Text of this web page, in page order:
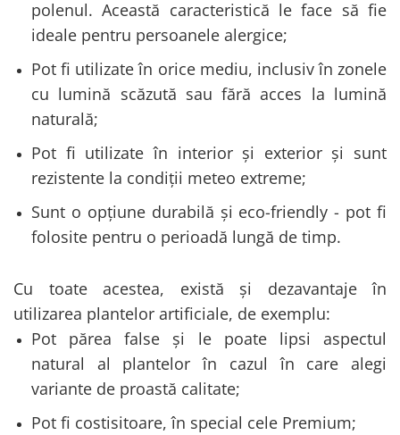
polenul. Această caracteristică le face să fie
ideale pentru persoanele alergice;
Pot fi utilizate în orice mediu, inclusiv în zonele
cu lumină scăzută sau fără acces la lumină
naturală;
Pot fi utilizate în interior și exterior și sunt
rezistente la condiții meteo extreme;
Sunt o opțiune durabilă și eco-friendly - pot fi
folosite pentru o perioadă lungă de timp.
Cu toate acestea, există și dezavantaje în
utilizarea plantelor artificiale, de exemplu:
Pot părea false și le poate lipsi aspectul
natural al plantelor în cazul în care alegi
variante de proastă calitate;
Pot fi costisitoare, în special cele Premium;